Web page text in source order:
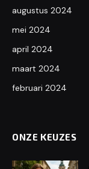
augustus 2024
mei 2024
april 2024
maart 2024
februari 2024
ONZE KEUZES